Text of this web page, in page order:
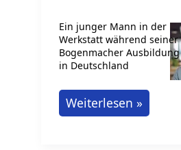
Ein junger Mann in der
Werkstatt während seiner
Bogenmacher Ausbildung
in Deutschland
Bogenmacher
Ausbildung
Weiterlesen »